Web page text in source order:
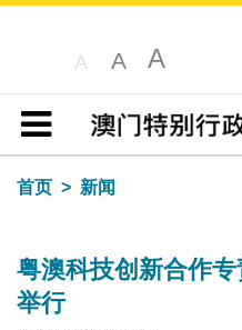
A A A
目录
首页
新闻
粤澳科技创新合作
举行